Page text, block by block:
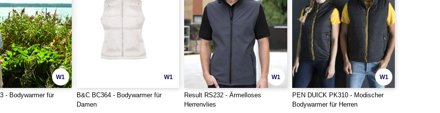
W1
- Bodywarmer für
W1
B&C BC364 - Bodywarmer für
Damen
W1
Result RS232 - Ärmelloses
Herrenvlies
W1
PEN DUICK PK310 - Modischer
Bodywarmer für Herren